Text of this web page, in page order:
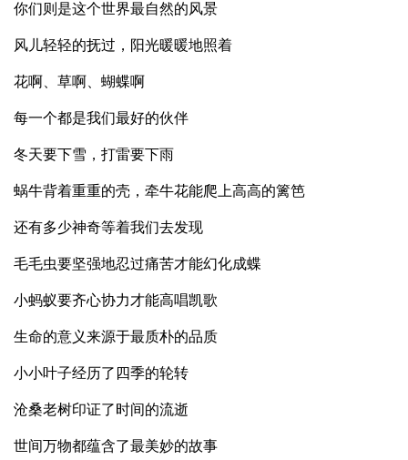
你们则是这个世界最自然的风景
风儿轻轻的抚过，阳光暖暖地照着
花啊、草啊、蝴蝶啊
每一个都是我们最好的伙伴
冬天要下雪，打雷要下雨
蜗牛背着重重的壳，牵牛花能爬上高高的篱笆
还有多少神奇等着我们去发现
毛毛虫要坚强地忍过痛苦才能幻化成蝶
小蚂蚁要齐心协力才能高唱凯歌
生命的意义来源于最质朴的品质
小小叶子经历了四季的轮转
沧桑老树印证了时间的流逝
世间万物都蕴含了最美妙的故事